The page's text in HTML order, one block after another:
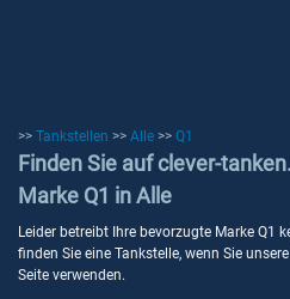
>> Tankstellen >> Alle >> Q1
Finden Sie auf clever-
Marke Q1 in Alle
Leider betreibt Ihre bevorzugte Marke Q1
finden Sie eine Tankstelle, wenn Sie
Seite verwenden.